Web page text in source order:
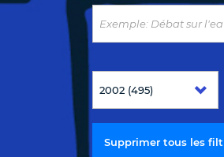
Supprimer tous les